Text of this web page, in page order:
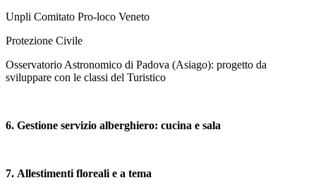
Unpli Comitato Pro-loco Veneto
Protezione Civile
Osservatorio Astronomico di Padova (Asiago): progetto da
sviluppare con le classi del Turistico
6. Gestione servizio alberghiero: cucina e sala
7. Allestimenti floreali e a tema